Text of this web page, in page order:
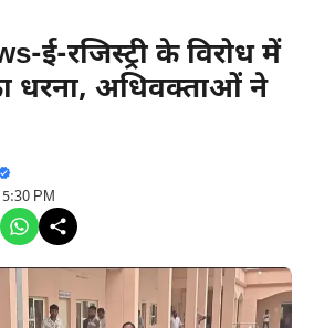
ई-रजिस्ट्री के विरोध में
धरना, अधिवक्ताओं ने
PM